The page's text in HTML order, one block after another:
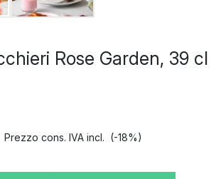
Rose Garden, 39 cl
Prezzo cons. IVA incl. (-18%)